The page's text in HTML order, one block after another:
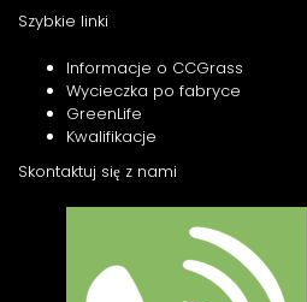
Szybkie linki
Informacje o CCGrass
Wycieczka po fabryce
GreenLife
Kwalifikacje
Skontaktuj się z nami